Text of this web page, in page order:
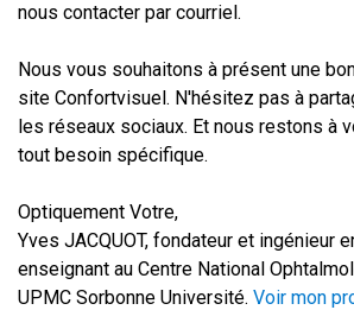
nous contacter par courriel.
Nous vous souhaitons à présent une
site Confortvisuel. N'hésitez pas à
les réseaux sociaux. Et nous restons à
tout besoin spécifique.
Optiquement Votre,
Yves JACQUOT, fondateur et ingénieur
enseignant au Centre National
UPMC Sorbonne Université. Voir mon